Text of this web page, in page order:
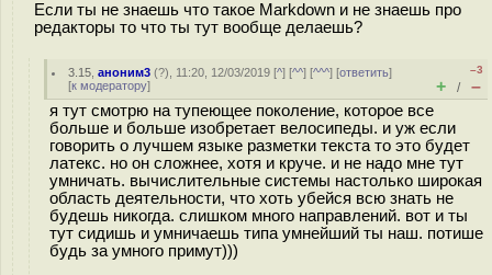
Если ты не знаешь что такое Markdown и не знаешь про
редакторы то что ты тут вообще делаешь?
3.15 ,аноним3 (?), 11:20, 12/03/2019 [^] [^^] [^^^] [ответить]
[к модератору]
–3
+ / –
я тут смотрю на тупеющее поколение, которое все
больше и больше изобретает велосипеды. и уж если
говорить о лучшем языке разметки текста то это будет
латекс. но он сложнее, хотя и круче. и не надо мне тут
умничать. вычислительные системы настолько широкая
область деятельности, что хоть убейся всю знать не
будешь никогда. слишком много направлений. вот и ты
тут сидишь и умничаешь типа умнейший ты наш. потише
будь за умного примут)))